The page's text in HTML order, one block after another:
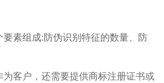
素组成:防伪识别特征的数量、防
客户，还需要提供商标注册证书或